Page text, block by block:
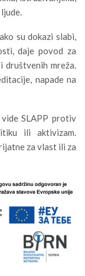
su dokazi slabi,
daje povod za
društvenih mreža.
napade na
SLAPP protiv
ili aktivizam.
za vlast ili za